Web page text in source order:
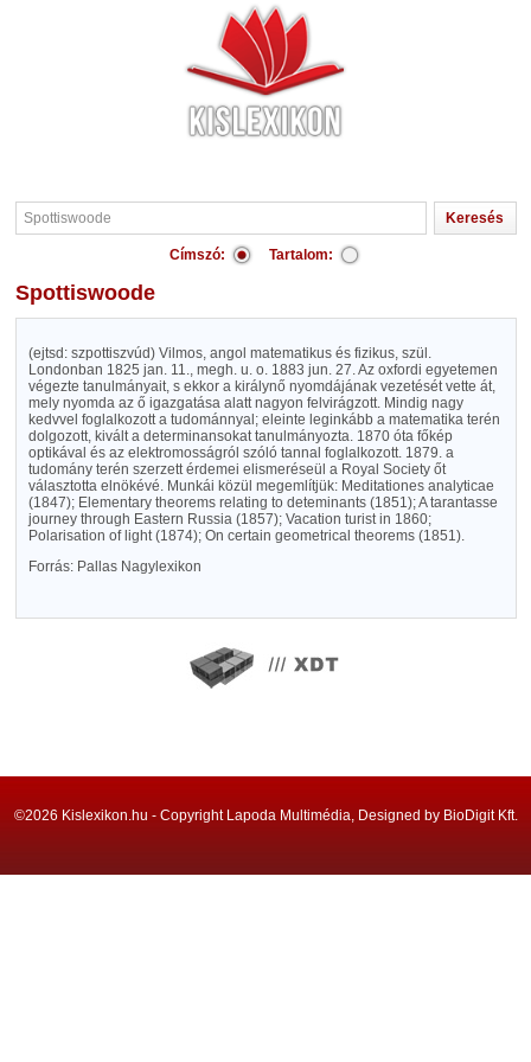
Címszó: Tartalom:
Spottiswoode
(ejtsd: szpottiszvúd) Vilmos, angol matematikus és fizikus, szül.
Londonban 1825 jan. 11., megh. u. o. 1883 jun. 27. Az oxfordi egyetemen
végezte tanulmányait, s ekkor a királynő nyomdájának vezetését vette át,
mely nyomda az ő igazgatása alatt nagyon felvirágzott. Mindig nagy
kedvvel foglalkozott a tudománnyal; eleinte leginkább a matematika terén
dolgozott, kivált a determinansokat tanulmányozta. 1870 óta főkép
optikával és az elektromosságról szóló tannal foglalkozott. 1879. a
tudomány terén szerzett érdemei elismeréseül a Royal Society őt
választotta elnökévé. Munkái közül megemlítjük: Meditationes analyticae
(1847); Elementary theorems relating to deteminants (1851); A tarantasse
journey through Eastern Russia (1857); Vacation turist in 1860;
Polarisation of light (1874); On certain geometrical theorems (1851).
Forrás: Pallas Nagylexikon
©2026 Kislexikon.hu - Copyright Lapoda Multimédia, Designed by BioDigit Kft.